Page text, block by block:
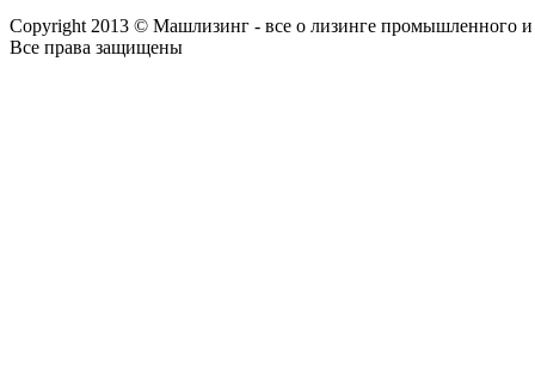
Copyright 2013 © Машлизинг - все о лизинге промышленного и
Все права защищены